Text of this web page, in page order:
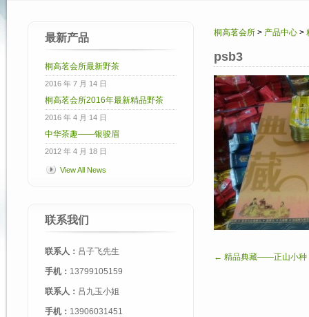
桐高茗会所 > 产品中心 >
psb3
← 精品典藏——正山小种
最新产品
桐高茗会所最新野茶
2016 年 7 月 14 日
桐高茗会所2016年最新精品野茶
2016 年 4 月 14 日
中华茶趣——银骏眉
2012 年 4 月 18 日
View All News
联系我们
联系人： 吕子飞先生
手机： 13799105159
联系人： 吕九玉小姐
手机： 13906031451